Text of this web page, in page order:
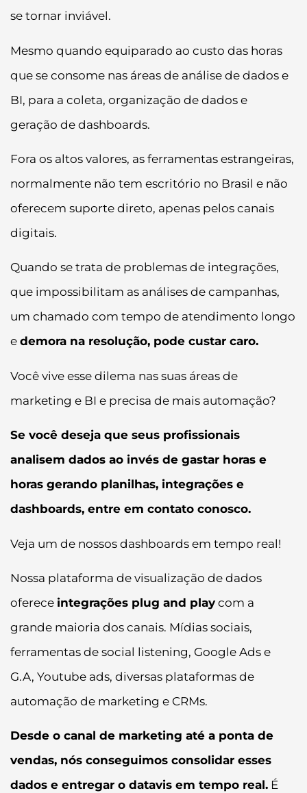
se tornar inviável.
Mesmo quando equiparado ao custo das horas
que se consome nas áreas de análise de dados e
BI, para a coleta, organização de dados e
geração de dashboards.
Fora os altos valores, as ferramentas estrangeiras,
normalmente não tem escritório no Brasil e não
oferecem suporte direto, apenas pelos canais
digitais.
Quando se trata de problemas de integrações,
que impossibilitam as análises de campanhas,
um chamado com tempo de atendimento longo
e demora na resolução, pode custar caro.
Você vive esse dilema nas suas áreas de
marketing e BI e precisa de mais automação?
Se você deseja que seus profissionais
analisem dados ao invés de gastar horas e
horas gerando planilhas, integrações e
dashboards, entre em contato conosco.
Veja um de nossos dashboards em tempo real!
Nossa plataforma de visualização de dados
oferece integrações plug and play com a
grande maioria dos canais. Mídias sociais,
ferramentas de social listening, Google Ads e
G.A, Youtube ads, diversas plataformas de
automação de marketing e CRMs.
Desde o canal de marketing até a ponta de
vendas, nós conseguimos consolidar esses
dados e entregar o datavis em tempo real. É